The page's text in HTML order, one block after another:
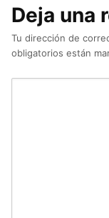
Deja una
Tu dirección de
obligatorios están